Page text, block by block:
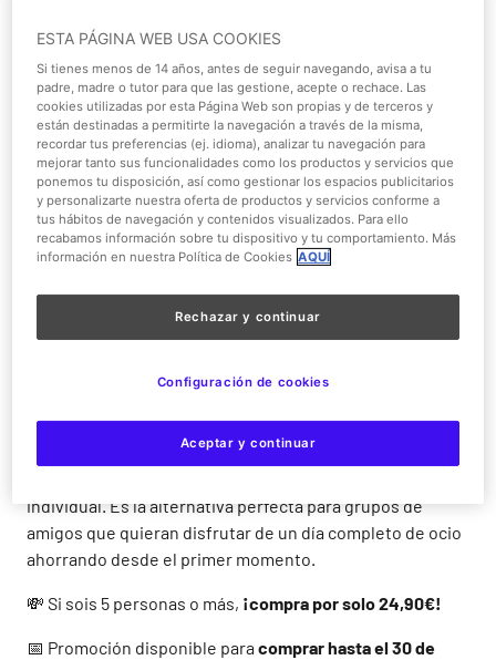
1/1
De 30-07-2026 a 06-09-2026
Promociones y descuentos
¡Entradas por 24,90€ si vienes en grupo!
Si estás buscando una experiencia divertida, organizada
y al mejor precio en Madrid, las entradas para grupos de
difícil de superar. Ofrecemosentradas por solo 24,90€ si
sois 5 personas o más, lo que convierte la visita en una
individual. Es la alternativa perfecta para grupos de
amigos que quieran disfrutar de un día completo de ocio
ahorrando desde el primer momento.
💸 Si sois 5 personas o más, ¡compra por solo 24,90€!
📅 Promoción disponible paracomprar hasta el 30 de
ESTA PÁGINA WEB USA COOKIES
Si tienes menos de 14 años, antes de seguir navegando, avisa a tu
padre, madre o tutor para que las gestione, acepte o rechace. Las
cookies utilizadas por esta Página Web son propias y de terceros y
están destinadas a permitirte la navegación a través de la misma,
recordar tus preferencias (ej. idioma), analizar tu navegación para
mejorar tanto sus funcionalidades como los productos y servicios que
ponemos tu disposición, así como gestionar los espacios publicitarios
y personalizarte nuestra oferta de productos y servicios conforme a
tus hábitos de navegación y contenidos visualizados. Para ello
recabamos información sobre tu dispositivo y tu comportamiento. Más
información en nuestra Política de Cookies AQUÍ
Rechazar y continuar
Aceptar y continuar
Configuración de cookies